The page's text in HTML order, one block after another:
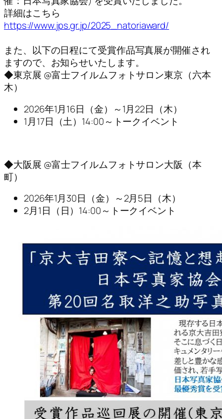
詳細はこちら
https://www.jps.gr.jp/2025_natoriaward/
また、以下の日程にて受賞作品写真展が開催され
ますので、お知らせいたします。
◆東京展 @富士フイルムフォトサロン東京（六本
木）
2026年1月16日（金）～1月22日（木）
1月17日（土）14:00～トークイベント
◆大阪展 @富士フイルムフォトサロン大阪（本
町）
2026年1月30日（金）～2月5日（木）
2月1日（日）14:00～トークイベント